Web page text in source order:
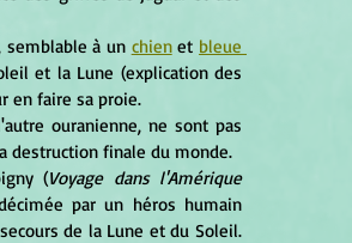
semblable à un
chien et
et la Lune (explication des
en faire sa proie.
(Voyage dans l'Amérique
par un héros humain
de la Lune et du Soleil.